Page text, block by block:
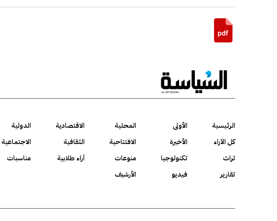
الرئيسية الأولى المحلية الاقتصادية الدولية
كل الآراء
الأخيرة الافتتاحية الثقافية الاجتماعية
تراث
تكنولوجيا منوعات آراء طلابية مناسبات
تقارير
فيديو الأرشيف